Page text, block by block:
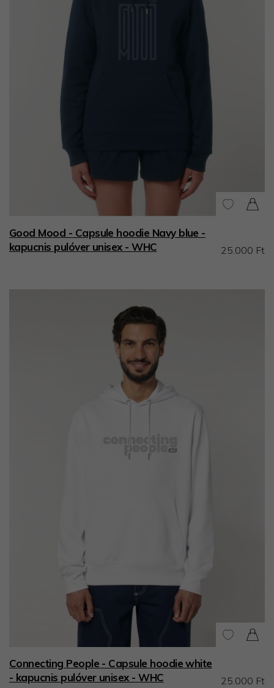
Good Mood - Capsule hoodie Navy blue -
kapucnis pulóver unisex - WHC
25.000 Ft
Connecting People - Capsule hoodie white
- kapucnis pulóver unisex - WHC
25.000 Ft